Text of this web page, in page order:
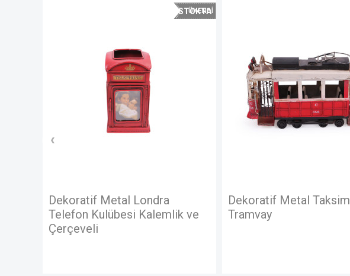
STOKTA
Dekoratif Metal Londra
Telefon Kulübesi Kalemlik ve
Çerçeveli
Dekoratif Metal Taksim
Tramvay